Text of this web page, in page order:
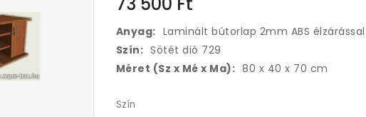
Anyag: Laminált bútorlap 2mm ABS élzárással
Szín: Sötét dió 729
Méret (Sz x Mé x Ma): 80 x 40 x 70 cm
Szín